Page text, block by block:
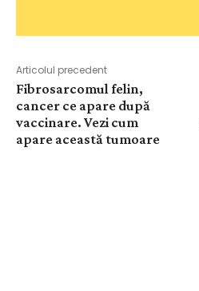
Articolul precedent
Fibrosarcomul felin,
cancer ce apare după
vaccinare. Vezi cum
apare această tumoare